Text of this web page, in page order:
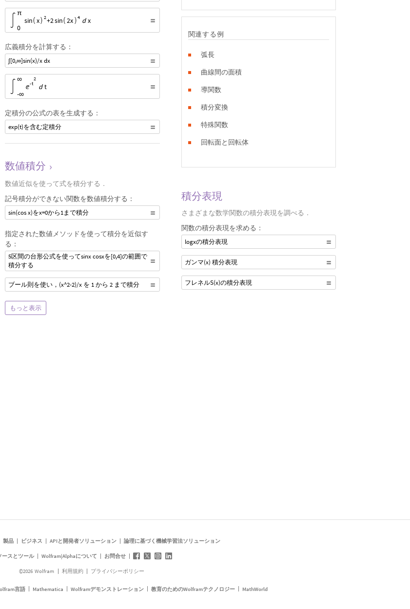
Start Definite Integral, Start 第first変数の下限, 0 , 第first変数の下限 End,Start 第first変数の上限, π , 第first変数の上限 End,Start 被積分関
π
0
sin x 2+2sin 2x 4 d x
広義積分を計算する：
∫[0,∞]sin(x)/x dx
Start Definite Integral, Start 第first変数の下限, -∞ , 第first変数の下限 End,Start 第first変数の上限, ∞ , 第first変数の上限 End,Start 被積分
∞
-∞
ⅇ-t
2
d t
定積分の公式の表を生成する：
exp(t)を含む定積分
数値積分 ›
数値近似を使って式を積分する．
記号積分ができない関数を数値積分する：
sin(cos x)をx=0から1まで積分
指定された数値メソッドを使って積分を近似す
る：
5区間の台形公式を使ってsinx cosxを[0,4]の範囲で
積分する
ブール則を使い，(x^2-2)/x を 1 から 2 まで積分
もっと表示
関連する例
弧長
曲線間の面積
導関数
積分変換
特殊関数
回転面と回転体
積分表現
さまざまな数学関数の積分表現を調べる．
関数の積分表現を求める：
logxの積分表現
ガンマ(x) 積分表現
フレネルS(x)の積分表現
製品 ビジネス APIと開発者ソリューション 論理に基づく機械学習法ソリューション
ースとツール Wolfram|Alphaについて お問合せ
©2026 Wolfram 利用規約 プライバシーポリシー
言語 Mathematica Wolframデモンストレーション 教育のためのWolframテクノロジー MathWorld